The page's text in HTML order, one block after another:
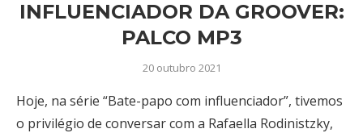
INFLUENCIADOR DA GROOVER:
PALCO MP3
20 outubro 2021
Hoje, na série “Bate-papo com influenciador”, tivemos
o privilégio de conversar com a Rafaella Rodinistzky,